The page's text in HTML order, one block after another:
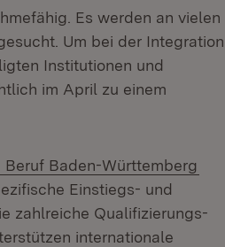
Es werden an vielen
Um bei der Integration
Institutionen und
im April zu einem
Baden-Württemberg
Einstiegs- und
zahlreiche Qualifizierungs-
internationale